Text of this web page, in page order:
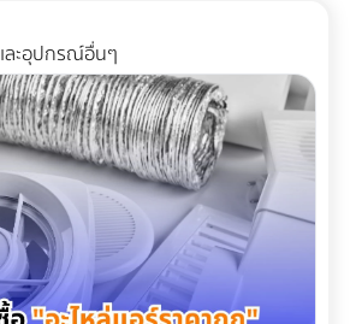
ได้อย่างเห็นผล เปรียบเทียบวัสดุบรรจุ
การเปลี่ยนผ่านสู่บรรจุ
ผลิตอาหารแช่แข็ง ไม่ใช่เรื่องของการ
ย Eco แปะอยู่ แต่เป็นการคำนวณเชิง
ดุลระหว่าง "การรักษาสิ่งแวดล้อม" และ
ร" การฝืนใช้วัสดุที่ทนความเย็นไม่ได้จน
นขยะอาหาร (Food Waste) จะสร้างผล
ต้นทุนของบริษัทมากกว่าตัวพลาสติกเอง
ารเลือกพาร์ทเนอร์ด้านบรรจุภัณฑ์ที่
material เพื่อผลักดันให้ธุรกิจของคุณ
ในแง่ของผลกำไรและการดูแลโลกใบนี้
ศที่มีข้อตกลงเขตการค้าเสรี (FTA) เช่น
รกิจสามารถใช้ Certificate of Origin
องถิ่นกำเนิดสินค้า เพื่อขอลดหย่อนหรือ
ามเสี่ยง: กฎเกณฑ์ในการขอ C/O ของ
ะเอียดอ่อนมาก หากกรอกข้อมูลใน
Packing List ไม่ตรงกันเพียงจุดเดียว
(Origin Criteria) ผิดพลาด ปลายทาง
ที ทำให้ผู้นำเข้าต้องจ่ายภาษีในอัตราปกติ
จำนวน 3. ตกม้าตายเรื่องใบอนุญาตเฉพาะ
Licenses) สินค้าหลายประเภทไม่
ม้จะจ่ายภาษีครบแล้วก็ตาม แต่ต้องมีใบ
น พลาสติกเหล่านั้นก็อาจกลายเป็นพาหะ
ดที่ "ห้องปลอดเชื้อ" หรือ "Cleanroom"
นฐานะด่านป้อมปราการที่แข็งแกร่งที่สุด ใน
แพทย์ให้รอดพ้นจากการปนเปื้อนก่อนถึง
คือห้องที่มีการควบคุมสภาพ
ไม่ว่าจะเป็นปริมาณฝุ่นละอองในอากาศ,
วามดันอากาศ โดยใช้ระบบแผ่นกรอง
(HEPA หรือ ULPA Filters) เพื่อดักจับ
งไม่เห็นด้วยตาเปล่า สำหรับการผลิต
ละอุปกรณ์อื่นๆ